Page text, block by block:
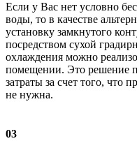
Если у Вас нет условно
воды, то в качестве
установку замкнутого
посредством сухой
охлаждения можно
помещении. Это решение
затраты за счет того, что
не нужна.
03